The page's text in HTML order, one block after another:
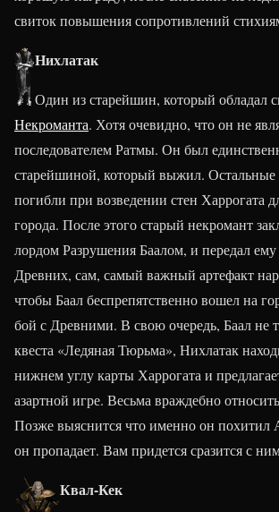
свиток повышения сопротивлений
Нихлатак
Один из старейшин, который обладал
Некроманта. Хотя очевидно, что он не
последователем Ратмы. Он был
старейшиной, который выжил.
погибли при возведении стен Харрогата
города. После этого старый некромант
лордом Разрушения Баалом, и передал
Древних, сам, самый важный артефакт
чтобы Баал беспрепятственно вошел на
бой с Древними. В свою очередь, Баал не
квеста «Ледяная Тюрьма», Нихлатак
нижнем углу карты Харрогата и
азартной игре. Весьма враждебно
Позже выяснится что именно он похитил
он пропадает. Вам придется сразится с
Квал-Кек